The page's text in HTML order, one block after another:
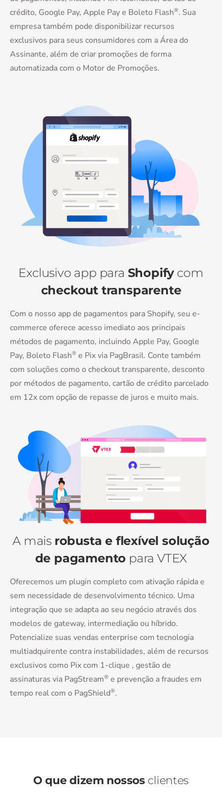
crédito, Google Pay, Apple Pay e Boleto Flash®. Sua
empresa também pode disponibilizar recursos
exclusivos para seus consumidores com a Área do
Assinante, além de criar promoções de forma
automatizada com o Motor de Promoções.
Exclusivo app para Shopifycom
checkout transparente
Com o nosso app de pagamentos para Shopify, seu e-
commerce oferece acesso imediato aos principais
métodos de pagamento, incluindo Apple Pay, Google
Pay, Boleto Flash® e Pix via PagBrasil. Conte também
com soluções como o checkout transparente, desconto
por métodos de pagamento, cartão de crédito parcelado
em 12x com opção de repasse de juros e muito mais.
A mais robusta e flexível solução
de pagamento para VTEX
Oferecemos um plugin completo com ativação rápida e
sem necessidade de desenvolvimento técnico. Uma
integração que se adapta ao seu negócio através dos
modelos de gateway, intermediação ou híbrido.
Potencialize suas vendas enterprise com tecnologia
multiadquirente contra instabilidades, além de recursos
exclusivos como Pix com 1-clique , gestão de
assinaturas via PagStream® e prevenção a fraudes em
tempo real com o PagShield®.
O que dizem nossos clientes